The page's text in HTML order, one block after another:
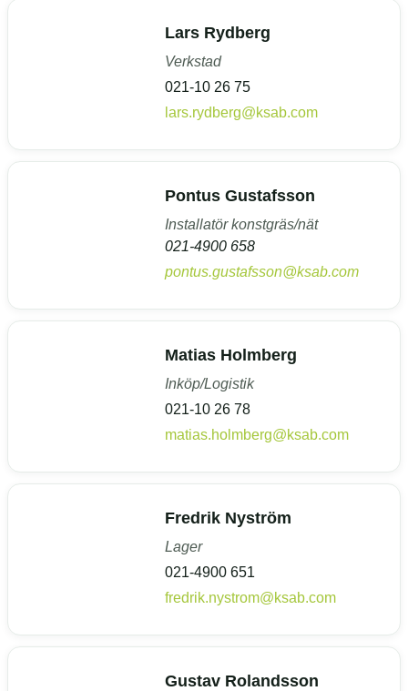
Lars Rydberg
Verkstad
021-10 26 75
lars.rydberg@ksab.com
Pontus Gustafsson
Installatör konstgräs/nät
021-4900 658
pontus.gustafsson@ksab.com
Matias Holmberg
Inköp/Logistik
021-10 26 78
matias.holmberg@ksab.com
Fredrik Nyström
Lager
021-4900 651
fredrik.nystrom@ksab.com
Gustav Rolandsson